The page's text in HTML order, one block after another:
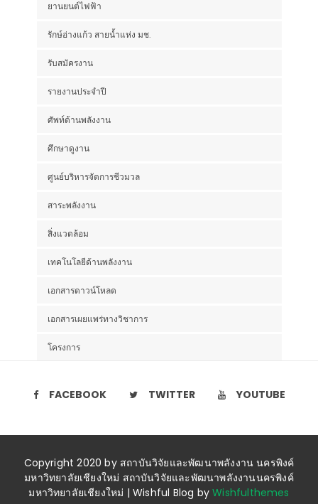
ยานยนต์ไฟฟ้า
รักษ์อ่างแก้ว สายน้ำแห่ง มช.
รับสมัครงาน
รายงานประจำปี
ศัพท์ด้านพลังงาน
ศึกษาดูงาน
ศูนย์บริหารจัดการชีวมวล
สาระพลังงาน
สิ่งแวดล้อม
เทคโนโลยีด้านพลังงาน
เอกสารดาวน์โหลด
เอกสารเผยแพร่ทางวิชาการ
โครงการ
FACEBOOK TWITTER YOUTUBE
Copyright 2020 by สถาบันวิจัยและพัฒนาพลังงาน นครพิงค์
มหาวิทยาลัยเชียงใหม่ สถาบันวิจัยและพัฒนาพลังงานนครพิงค์
มหาวิทยาลัยเชียงใหม่ | Wishful Blog byWishfulthemes